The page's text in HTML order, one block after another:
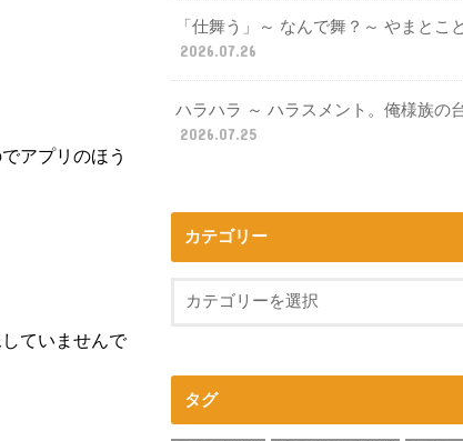
アプリのほう
ていませんで
「仕舞う」～ なんで舞？～ やまとこ
2026.07.26
ハラハラ ～ ハラスメント。俺様族の
2026.07.25
カテゴリー
タグ